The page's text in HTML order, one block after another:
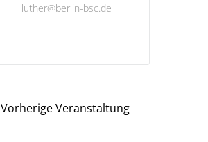
luther@berlin-bsc.de
Vorherige Veranstaltung